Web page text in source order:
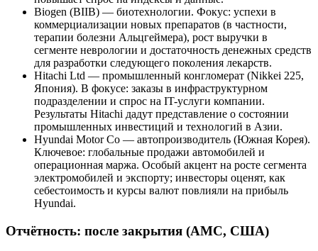
Biogen (BIIB) — биотехнологии. Фокус: успехи в
коммерциализации новых препаратов (в частности,
терапии болезни Альцгеймера), рост выручки в
сегменте неврологии и достаточность денежных средств
для разработки следующего поколения лекарств.
Hitachi Ltd — промышленный конгломерат (Nikkei 225,
Япония). В фокусе: заказы в инфраструктурном
подразделении и спрос на IT-услуги компании.
Результаты Hitachi дадут представление о состоянии
промышленных инвестиций и технологий в Азии.
Hyundai Motor Co — автопроизводитель (Южная Корея).
Ключевое: глобальные продажи автомобилей и
операционная маржа. Особый акцент на росте сегмента
электромобилей и экспорту; инвесторы оценят, как
себестоимость и курсы валют повлияли на прибыль
Hyundai.
Отчётность: после закрытия (AMC, США)